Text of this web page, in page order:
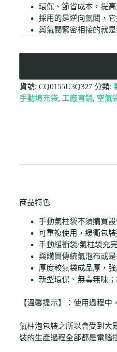
環保、節省成本，提
採用的是逆向氣閥，
與氣閥緊密相接的就
貨號: CQ0155U3Q327 分類:
手動填充袋, 工廠直銷, 空氣
商品特色
手動氣柱袋不須購買
可重複使用，緩衝包
手動緩衝袋/氣柱袋充
與購買傳統氣泡布或
厚度較氣袋成品厚，
新型環保、無毒無味
【溫馨提示】：使用過程
氣柱泡包裝之所以會受到大
裝的生產過程全部都是電腦